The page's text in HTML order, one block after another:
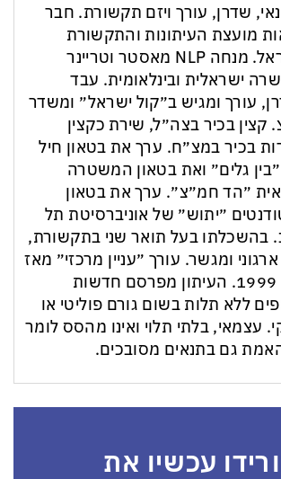
שדרן, עורך ויזם תקשורת. חבר
מועצת העיתונות והתקשורת
בישראל. מנחה NLP מאסטר וטריינר
ישראלית ובינלאומית. עבד
עורך ומגיש ב״קול ישראל״ ומשדר
קצין בכיר בצה״ל, שירת כקצין
בכיר במצ״ח. ערך את בטאון חיל
גלים״ ואת בטאון המשטרה
״הד חמ״צ״. ערך את בטאון
״יתוש״ של אוניברסיטת תל
בהשכלתו בעל תואר שני בתקשורת,
ארגוני ומגשר. עורך ״עניין מרכזי״ מאז
שנת 1999. העיתון מפרסם חדשות
ללא תלות בשום גורם פוליטי או
עצמאי, בלתי תלוי ואינו מהסס לומר
גם בתנאים מסובכים.
עכשיו את